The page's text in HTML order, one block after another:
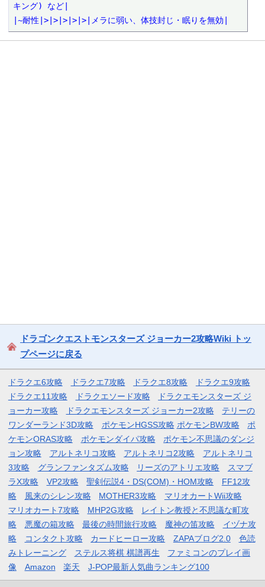
キング) など|
|~耐性|>|>|>|>|>|メラに弱い、体技封じ・眠りを無効|
ドラゴンクエストモンスターズ ジョーカー2攻略Wiki トッ
プページに戻る
ドラクエ6攻略 ドラクエ7攻略 ドラクエ8攻略
ドラクエ9攻略
ドラクエ11攻略
ドラクエソード攻略
ドラクエモンスターズ ジ
ョーカー攻略
ドラクエモンスターズ ジョーカー2攻略
テリーの
ワンダーランド3D攻略
ポケモンHGSS攻略 ポケモンBW攻略
ポ
ケモンORAS攻略
ポケモンダイパ攻略
ポケモン不思議のダンジ
ョン攻略
アルトネリコ攻略 アルトネリコ2攻略
アルトネリコ
3攻略
グランファンタズム攻略 リーズのアトリエ攻略
スマブ
ラX攻略
VP2攻略 聖剣伝説4・DS(COM)・HOM攻略
FF12攻
略
風来のシレン攻略 MOTHER3攻略
マリオカートWii攻略
マリオカート7攻略
MHP2G攻略
レイトン教授と不思議な町攻
略
悪魔の箱攻略 最後の時間旅行攻略 魔神の笛攻略
イヅナ攻
略
コンタクト攻略 カードヒーロー攻略 ZAPAブログ2.0
色読
みトレーニング
ステルス将棋 棋譜再生
ファミコンのプレイ画
像
Amazon 楽天 J-POP最新人気曲ランキング100